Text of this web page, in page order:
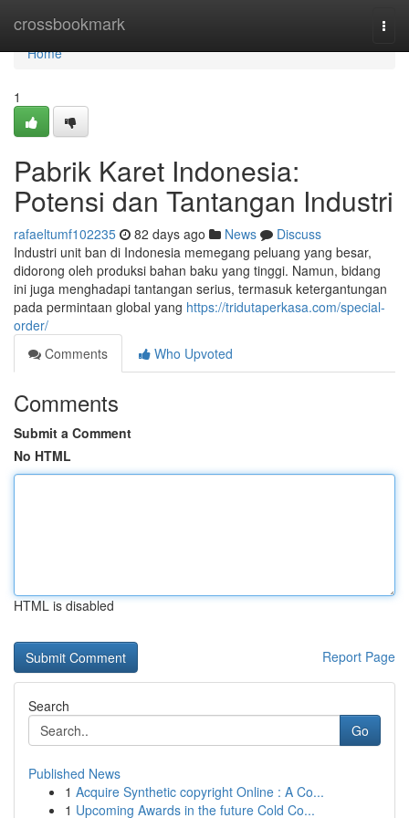
crossbookmark
Home
Home
1
Pabrik Karet Indonesia:
Potensi dan Tantangan Industri
rafaeltumf102235 82 days ago News
Discuss
Industri unit ban di Indonesia memegang peluang yang besar,
didorong oleh produksi bahan baku yang tinggi. Namun, bidang
ini juga menghadapi tantangan serius, termasuk ketergantungan
pada permintaan global yang https://tridutaperkasa.com/special-
order/
Comments
Who Upvoted
Comments
Submit a Comment
No HTML
HTML is disabled
Report Page
Search
Go
Published News
1 Acquire Synthetic copyright Online : A Co...
1 Upcoming Awards in the future Cold Co...